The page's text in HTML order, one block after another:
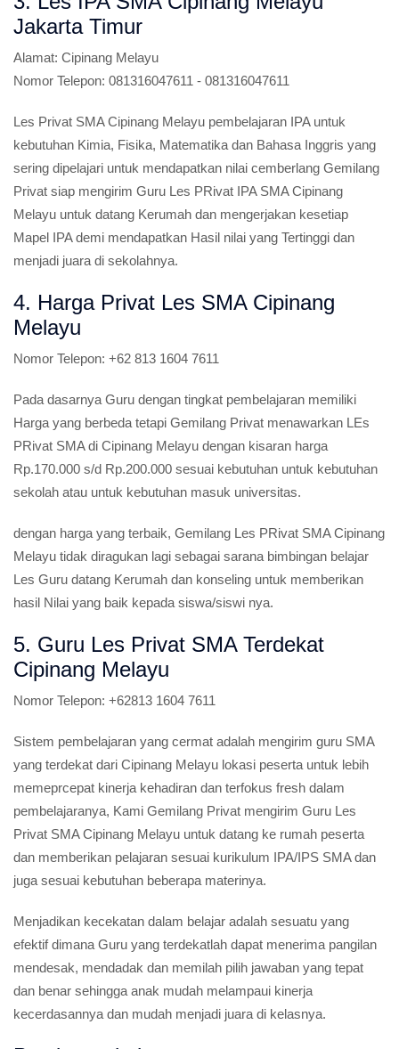
Jakarta Timur
Alamat: Cipinang Melayu
Nomor Telepon: 081316047611 - 081316047611
Les Privat SMA Cipinang Melayu pembelajaran IPA untuk
kebutuhan Kimia, Fisika, Matematika dan Bahasa Inggris yang
sering dipelajari untuk mendapatkan nilai cemberlang Gemilang
Privat siap mengirim Guru Les PRivat IPA SMA Cipinang
Melayu untuk datang Kerumah dan mengerjakan kesetiap
Mapel IPA demi mendapatkan Hasil nilai yang Tertinggi dan
menjadi juara di sekolahnya.
4. Harga Privat Les SMA Cipinang
Melayu
Nomor Telepon: +62 813 1604 7611
Pada dasarnya Guru dengan tingkat pembelajaran memiliki
Harga yang berbeda tetapi Gemilang Privat menawarkan LEs
PRivat SMA di Cipinang Melayu dengan kisaran harga
Rp.170.000 s/d Rp.200.000 sesuai kebutuhan untuk kebutuhan
sekolah atau untuk kebutuhan masuk universitas.
dengan harga yang terbaik, Gemilang Les PRivat SMA Cipinang
Melayu tidak diragukan lagi sebagai sarana bimbingan belajar
Les Guru datang Kerumah dan konseling untuk memberikan
hasil Nilai yang baik kepada siswa/siswi nya.
5. Guru Les Privat SMA Terdekat
Cipinang Melayu
Nomor Telepon: +62813 1604 7611
Sistem pembelajaran yang cermat adalah mengirim guru SMA
yang terdekat dari Cipinang Melayu lokasi peserta untuk lebih
memeprcepat kinerja kehadiran dan terfokus fresh dalam
pembelajaranya, Kami Gemilang Privat mengirim Guru Les
Privat SMA Cipinang Melayu untuk datang ke rumah peserta
dan memberikan pelajaran sesuai kurikulum IPA/IPS SMA dan
juga sesuai kebutuhan beberapa materinya.
Menjadikan kecekatan dalam belajar adalah sesuatu yang
efektif dimana Guru yang terdekatlah dapat menerima pangilan
mendesak, mendadak dan memilah pilih jawaban yang tepat
dan benar sehingga anak mudah melampaui kinerja
kecerdasannya dan mudah menjadi juara di kelasnya.